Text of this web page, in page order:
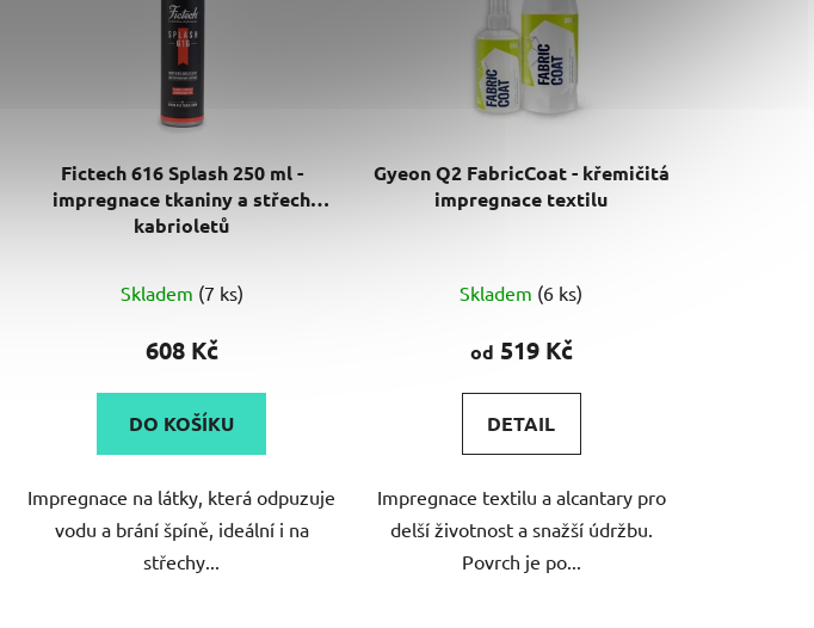
Fictech 616 Splash 250 ml -
impregnace tkaniny a střech
kabrioletů
Skladem (7 ks)
608 Kč
DO KOŠÍKU
Impregnace na látky, která odpuzuje
vodu a brání špíně, ideální i na
střechy...
Gyeon Q2 FabricCoat - křemičitá
impregnace textilu
hodnocení
produktu
5,0
z
hvězdiček.
Skladem (6 ks)
od 519 Kč
DETAIL
Impregnace textilu a alcantary pro
delší životnost a snažší údržbu.
Povrch je po...